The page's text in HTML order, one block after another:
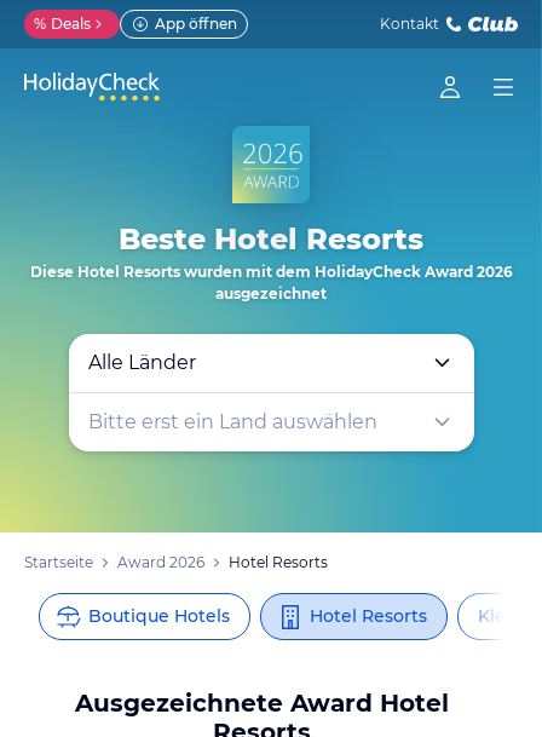
% Deals App öffnen Kontakt
Beste Hotel Resorts
Diese Hotel Resorts wurden mit dem HolidayCheck Award 2026
ausgezeichnet
Alle Länder
Bitte erst ein Land auswählen
Startseite Award 2026 Hotel Resorts
Boutique Hotels Hotel Resorts Kleine
Ausgezeichnete Award Hotel